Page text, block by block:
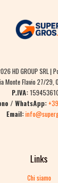
HD GROUP SRL |
Monte Flavio 27/29,
P.IVA:
/ WhatsApp:
Email:
Links
Chi siamo